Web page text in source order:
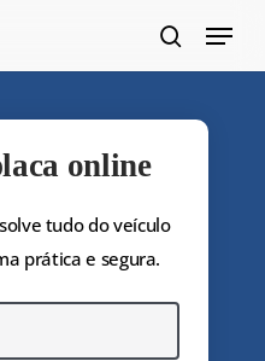
Menu
online
tudo do veículo
prática e segura.